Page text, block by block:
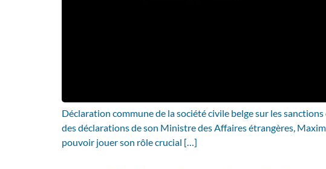
Déclaration commune de la société civile belge sur les
des déclarations de son Ministre des Affaires étrangères,
pouvoir jouer son rôle crucial […]